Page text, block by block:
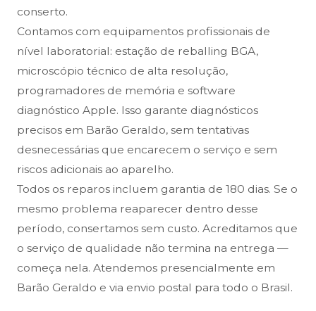
conserto.
Contamos com equipamentos profissionais de
nível laboratorial: estação de reballing BGA,
microscópio técnico de alta resolução,
programadores de memória e software
diagnóstico Apple. Isso garante diagnósticos
precisos em Barão Geraldo, sem tentativas
desnecessárias que encarecem o serviço e sem
riscos adicionais ao aparelho.
Todos os reparos incluem garantia de 180 dias. Se o
mesmo problema reaparecer dentro desse
período, consertamos sem custo. Acreditamos que
o serviço de qualidade não termina na entrega —
começa nela. Atendemos presencialmente em
Barão Geraldo e via envio postal para todo o Brasil.